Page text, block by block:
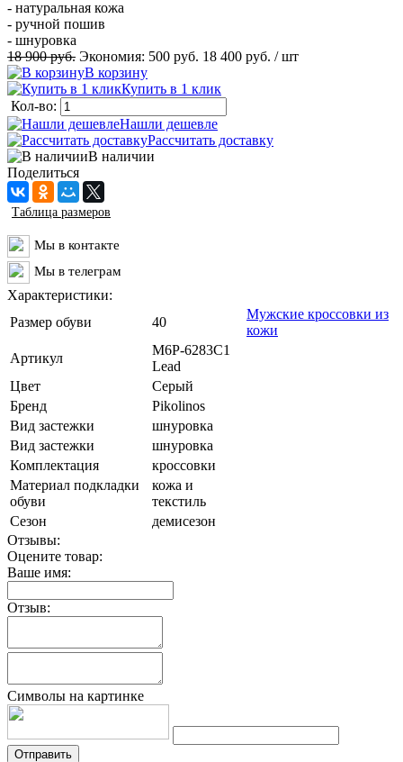
- натуральная кожа
- ручной пошив
- шнуровка
18 900 руб. Экономия: 500 руб. 18 400 руб. / шт
В корзину
Купить в 1 клик
Кол-во:
Нашли дешевле
Рассчитать доставку
В наличии
Поделиться
Таблица размеров
Мы в контакте
Мы в телеграм
Характеристики:
Размер обуви
40
Мужские кроссовки из
кожи
Артикул
M6P-6283C1
Lead
Цвет
Серый
Бренд
Pikolinos
Вид застежки
шнуровка
Вид застежки
шнуровка
Комплектация
кроссовки
Материал подкладки
обуви
кожа и
текстиль
Сезон
демисезон
Отзывы:
Оцените товар:
Ваше имя:
Отзыв:
Символы на картинке
Отправить